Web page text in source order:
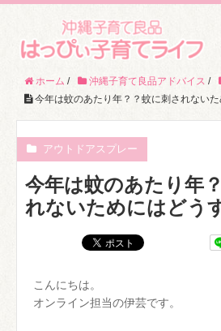
ホーム / 沖縄子育て良品アドバイス /
今年は蚊のあたり年？？蚊に刺されないた
アウトドアスプレー
今年は蚊のあたり年
れないためにはどう
こんにちは。
オンライン担当の伊芸です。